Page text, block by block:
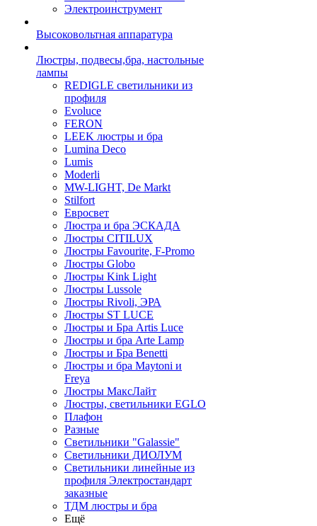
Электроинструмент
Высоковольтная аппаратура
Люстры, подвесы,бра, настольные
лампы
REDIGLE светильники из
профиля
Evoluce
FERON
LEEK люстры и бра
Lumina Deco
Lumis
Moderli
MW-LIGHT, De Markt
Stilfort
Евросвет
Люстра и бра ЭСКАДА
Люстры CITILUX
Люстры Favourite, F-Promo
Люстры Globo
Люстры Kink Light
Люстры Lussole
Люстры Rivoli, ЭРА
Люстры ST LUCE
Люстры и Бра Artis Luce
Люстры и бра Arte Lamp
Люстры и Бра Benetti
Люстры и бра Maytoni и
Freya
Люстры МаксЛайт
Люстры, светильники EGLO
Плафон
Разные
Светильники "Galassie"
Светильники ДИОЛУМ
Светильники линейные из
профиля Электростандарт
заказные
ТДМ люстры и бра
Ещё